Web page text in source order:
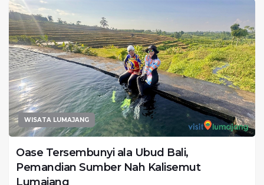
WISATA LUMAJANG
Oase Tersembunyi ala Ubud Bali,
Pemandian Sumber Nah Kalisemut
Lumajang